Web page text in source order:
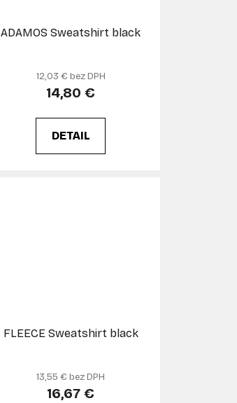
ADAMOS Sweatshirt black
12,03 € bez DPH
14,80 €
DETAIL
FLEECE Sweatshirt black
13,55 € bez DPH
16,67 €